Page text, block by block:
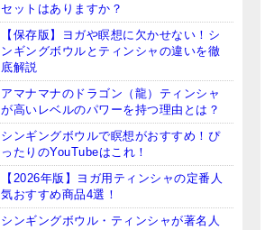
セットはありますか？
【保存版】ヨガや瞑想に欠かせない！シ
ンギングボウルとティンシャの違いを徹
底解説
アマナマナのドラゴン（龍）ティンシャ
が高いレベルのパワーを持つ理由とは？
シンギングボウルで瞑想がおすすめ！ぴ
ったりのYouTubeはこれ！
【2026年版】ヨガ用ティンシャの定番人
気おすすめ商品4選！
シンギングボウル・ティンシャが著名人